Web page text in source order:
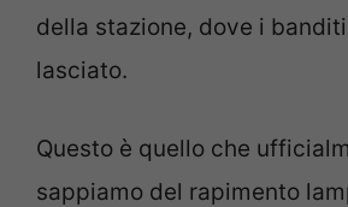
della stazione, dove i
lasciato.
Questo è quello che
sappiamo del rapimento